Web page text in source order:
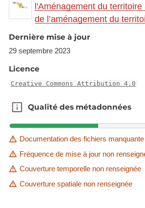
l'Aménagement du
de l’aménagement du
Dernière mise à jour
29 septembre 2023
Licence
Creative Commons Attribution 4.0
Qualité des métadonnées
Qualité des métadonnées
Documentation des fichiers manquante
Fréquence de mise à jour non
Couverture temporelle non renseignée
Couverture spatiale non renseignée